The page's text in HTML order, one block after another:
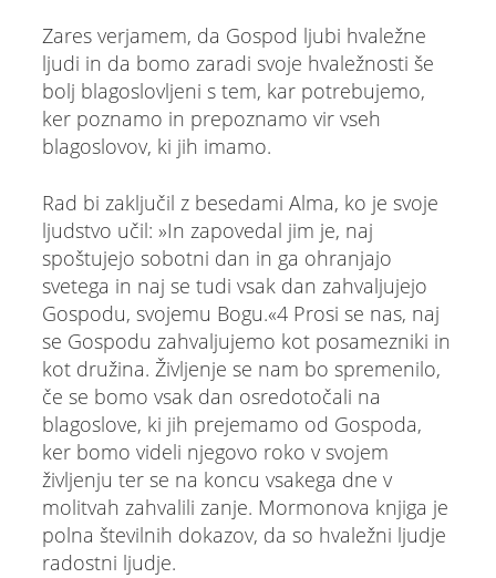
Zares verjamem, da Gospod ljubi hvaležne
ljudi in da bomo zaradi svoje hvaležnosti še
bolj blagoslovljeni s tem, kar potrebujemo,
ker poznamo in prepoznamo vir vseh
blagoslovov, ki jih imamo.
Rad bi zaključil z besedami Alma, ko je svoje
ljudstvo učil: »In zapovedal jim je, naj
spoštujejo sobotni dan in ga ohranjajo
svetega in naj se tudi vsak dan zahvaljujejo
Gospodu, svojemu Bogu.«4 Prosi se nas, naj
se Gospodu zahvaljujemo kot posamezniki in
kot družina. Življenje se nam bo spremenilo,
če se bomo vsak dan osredotočali na
blagoslove, ki jih prejemamo od Gospoda,
ker bomo videli njegovo roko v svojem
življenju ter se na koncu vsakega dne v
molitvah zahvalili zanje. Mormonova knjiga je
polna številnih dokazov, da so hvaležni ljudje
radostni ljudje.